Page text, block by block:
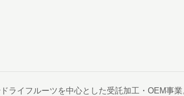
ライフルーツを中心とした受託加工・OEM事業